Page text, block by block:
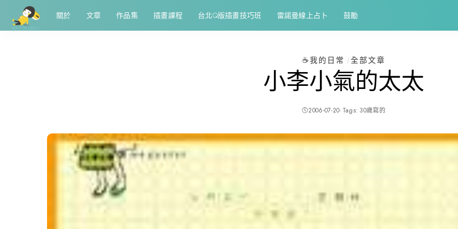
關於 文章 作品集 插畫課程 台北Q版插畫技巧班 雷諾曼線上占卜 鼓勵
☕️我的日常 全部文章
小李小氣的太太
2006-07-20 Tags: 30歲寫的